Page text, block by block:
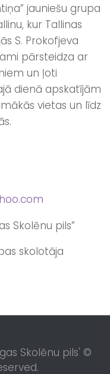
jauniešu grupa
kur Tallinas
S. Prokofjeva
pārsteidza ar
un ļoti
dienā apskatījām
vietas un līdz
Skolēnu pils”
skolotāja
Skolēnu pils' ©